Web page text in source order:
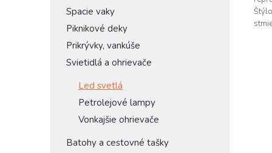
Spacie vaky
Piknikové deky
Prikrývky, vankúše
Svietidlá a ohrievače
Led svetlá
Petrolejové lampy
Vonkajšie ohrievače
Batohy a cestovné tašky